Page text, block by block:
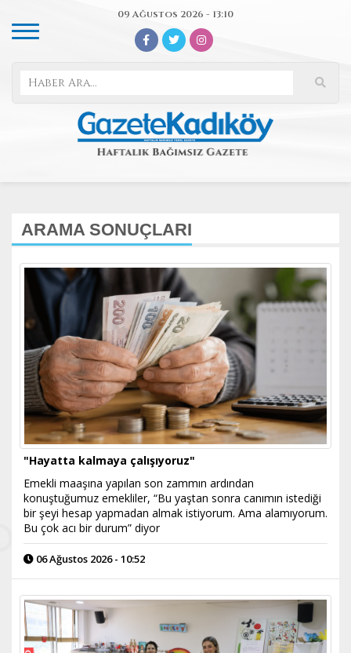
09 Ağustos 2026 - 13:10
ARAMA SONUÇLARI
"Hayatta kalmaya çalışıyoruz"
Emekli maaşına yapılan son zammın ardından
konuştuğumuz emekliler, “Bu yaştan sonra canımın istediği
bir şeyi hesap yapmadan almak istiyorum. Ama alamıyorum.
Bu çok acı bir durum” diyor
06 Ağustos 2026 - 10:52